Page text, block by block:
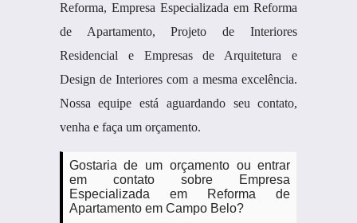
Reforma, Empresa Especializada em Reforma
de Apartamento, Projeto de Interiores
Residencial e Empresas de Arquitetura e
Design de Interiores com a mesma excelência.
Nossa equipe está aguardando seu contato,
venha e faça um orçamento.
Gostaria de um orçamento ou entrar
em contato sobre Empresa
Especializada em Reforma de
Apartamento em Campo Belo?